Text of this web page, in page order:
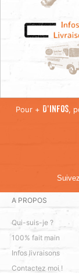
Pour + D'INFOS,
A PROPOS
Qui-suis-je ?
100% fait main
Infos livraisons
Contactez moi !